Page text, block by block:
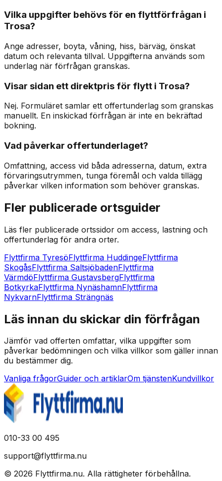
Vilka uppgifter behövs för en flyttförfrågan i
Trosa?
Ange adresser, boyta, våning, hiss, bärväg, önskat
datum och relevanta tillval. Uppgifterna används som
underlag när förfrågan granskas.
Visar sidan ett direktpris för flytt i Trosa?
Nej. Formuläret samlar ett offertunderlag som granskas
manuellt. En inskickad förfrågan är inte en bekräftad
bokning.
Vad påverkar offertunderlaget?
Omfattning, access vid båda adresserna, datum, extra
förvaringsutrymmen, tunga föremål och valda tillägg
påverkar vilken information som behöver granskas.
Fler publicerade ortsguider
Läs fler publicerade ortssidor om access, lastning och
offertunderlag för andra orter.
Flyttfirma TyresöFlyttfirma HuddingeFlyttfirma
SkogåsFlyttfirma SaltsjöbadenFlyttfirma
VärmdöFlyttfirma GustavsbergFlyttfirma
BotkyrkaFlyttfirma NynäshamnFlyttfirma
NykvarnFlyttfirma Strängnäs
Läs innan du skickar din förfrågan
Jämför vad offerten omfattar, vilka uppgifter som
påverkar bedömningen och vilka villkor som gäller innan
du bestämmer dig.
Vanliga frågorGuider och artiklarOm tjänstenKundvillkor
010-33 00 495
support@flyttfirma.nu
© 2026 Flyttfirma.nu. Alla rättigheter förbehållna.